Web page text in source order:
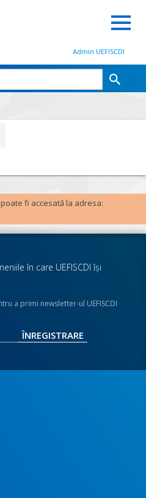
Admin UEFISCDI
fi accesată la adresa:
în care UEFISCDI îşi
a primi newsletter-ul UEFISCDI